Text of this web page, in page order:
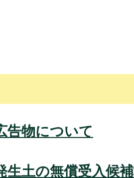
告物について
生土の無償受入候